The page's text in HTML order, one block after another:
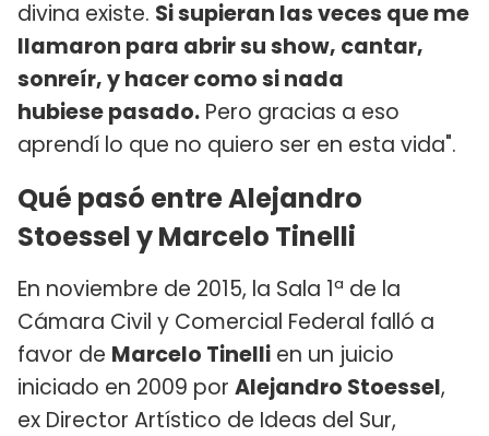
divina existe. Si supieran las veces que me
llamaron para abrir su show, cantar,
sonreír, y hacer como si nada
hubiese pasado. Pero gracias a eso
aprendí lo que no quiero ser en esta vida".
Qué pasó entre Alejandro
Stoessel y Marcelo Tinelli
En noviembre de 2015, la Sala 1ª de la
Cámara Civil y Comercial Federal falló a
favor de Marcelo Tinelli en un juicio
iniciado en 2009 por Alejandro Stoessel,
ex Director Artístico de Ideas del Sur,